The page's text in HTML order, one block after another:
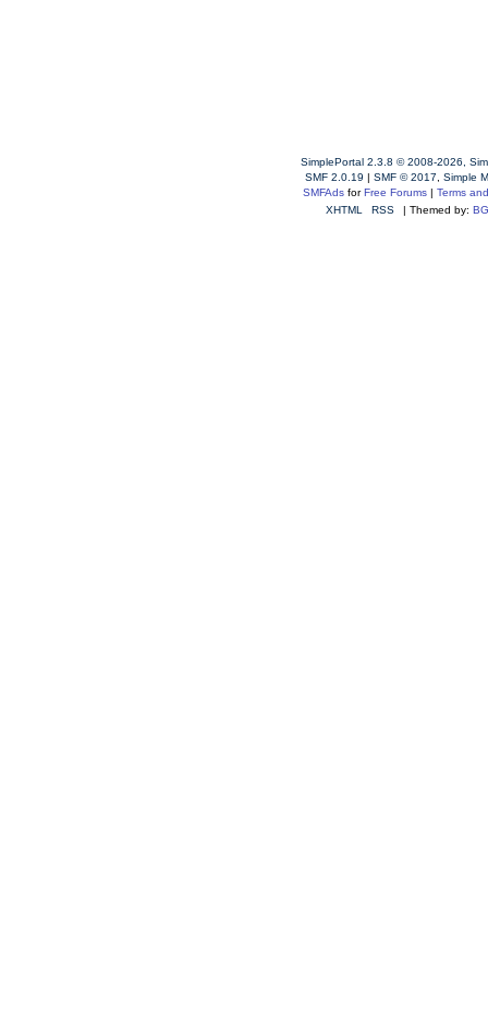
SimplePortal 2.3.8 © 2008-2026,
SMF 2.0.19 | SMF © 2017
Simple
SMFAds forFree Forums | Terms
XHTML
RSS | Themed by: